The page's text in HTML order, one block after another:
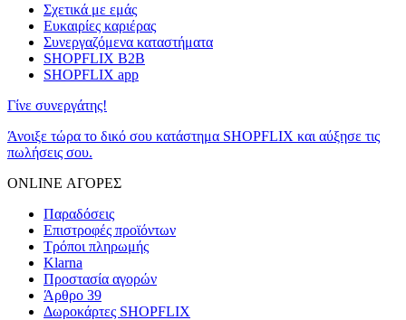
Σχετικά με εμάς
Ευκαιρίες καριέρας
Συνεργαζόμενα καταστήματα
SHOPFLIX B2B
SHOPFLIX app
Γίνε συνεργάτης!
Άνοιξε τώρα το δικό σου κατάστημα SHOPFLIX και αύξησε τις
πωλήσεις σου.
ONLINE ΑΓΟΡΕΣ
Παραδόσεις
Επιστροφές προϊόντων
Τρόποι πληρωμής
Klarna
Προστασία αγορών
Άρθρο 39
Δωροκάρτες SHOPFLIX